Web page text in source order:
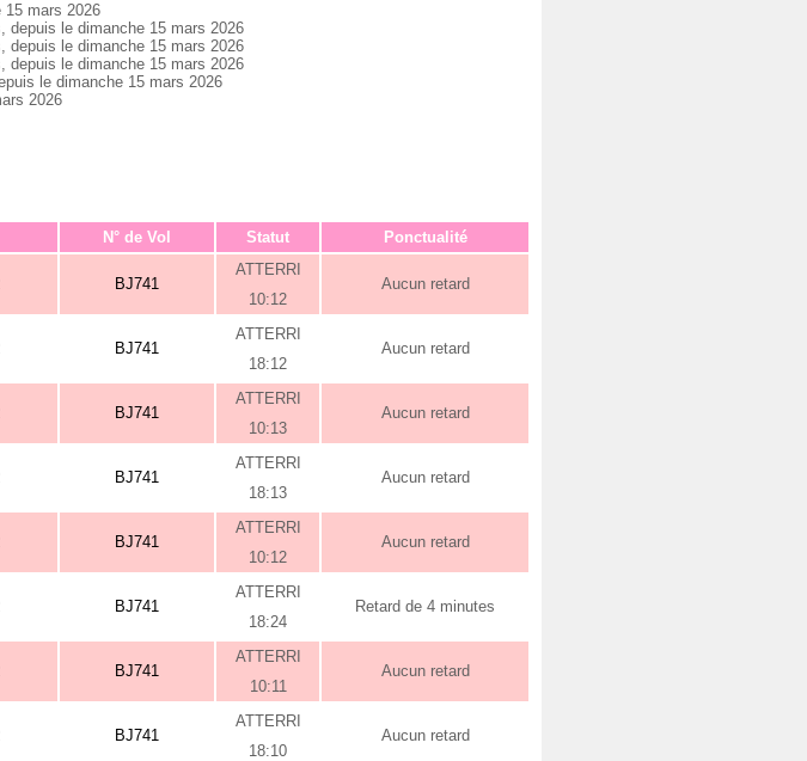
15 mars 2026
depuis le dimanche 15 mars 2026
depuis le dimanche 15 mars 2026
depuis le dimanche 15 mars 2026
le dimanche 15 mars 2026
2026
N° de Vol Statut Ponctualité
BJ741
ATTERRI
10:12
Aucun retard
BJ741
ATTERRI
18:12
Aucun retard
BJ741
ATTERRI
10:13
Aucun retard
BJ741
ATTERRI
18:13
Aucun retard
BJ741
ATTERRI
10:12
Aucun retard
BJ741
ATTERRI
18:24
Retard de 4 minutes
BJ741
ATTERRI
10:11
Aucun retard
BJ741
ATTERRI
18:10
Aucun retard